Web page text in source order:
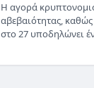
Η αγορά
αβεβαιότητας,
στο 27 υποδηλώνει